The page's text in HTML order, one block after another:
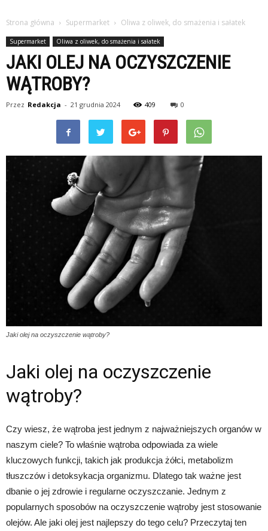
Strona główna Supermarket Oliwa z oliwek, do smażenia i sałatek
Supermarket Oliwa z oliwek, do smażenia i sałatek
JAKI OLEJ NA OCZYSZCZENIE
WĄTROBY?
Przez Redakcja - 21 grudnia 2024 409 0
Jaki olej na oczyszczenie wątroby?
Jaki olej na oczyszczenie
wątroby?
Czy wiesz, że wątroba jest jednym z najważniejszych organów w
naszym ciele? To właśnie wątroba odpowiada za wiele
kluczowych funkcji, takich jak produkcja żółci, metabolizm
tłuszczów i detoksykacja organizmu. Dlatego tak ważne jest
dbanie o jej zdrowie i regularne oczyszczanie. Jednym z
popularnych sposobów na oczyszczenie wątroby jest stosowanie
olejów. Ale jaki olej jest najlepszy do tego celu? Przeczytaj ten